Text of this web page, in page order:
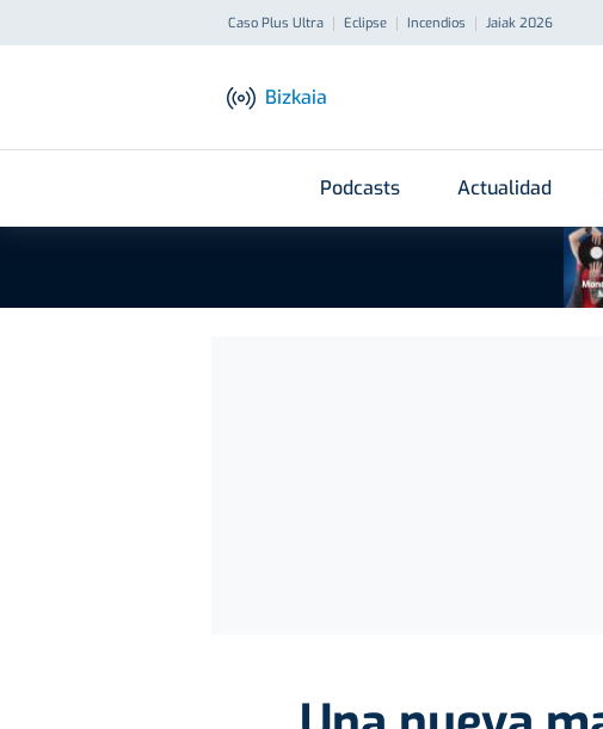
Caso Plus Ultra Eclipse Incendios Jaiak 2026
Bizkaia
Podcasts Actualidad